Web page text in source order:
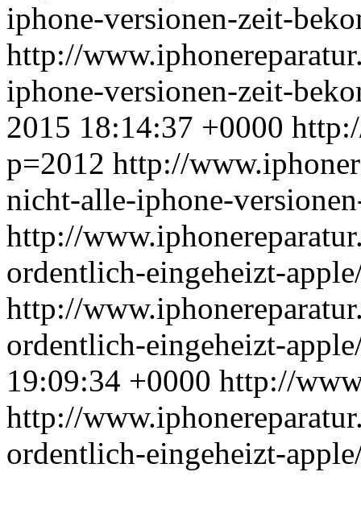
iphone-versionen-zeit-
http://
iphone-versionen-zeit-
2015 18:14:37 +0000
p=2012 http://
nicht-alle-iphone-
http://
ordentlich-eingeheizt-
http://
ordentlich-eingeheizt-
19:09:34 +0000 http://
http://
ordentlich-eingeheizt-